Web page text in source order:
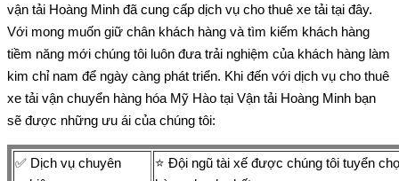
vận tải Hoàng Minh đã cung cấp dịch vụ cho thuê xe tải tại đây.
Với mong muốn giữ chân khách hàng và tìm kiếm khách hàng
tiềm năng mới chúng tôi luôn đưa trải nghiệm của khách hàng làm
kim chỉ nam để ngày càng phát triển. Khi đến với dịch vụ cho thuê
xe tải vận chuyển hàng hóa Mỹ Hào tại Vận tải Hoàng Minh bạn
sẽ được những ưu ái của chúng tôi:
✅ Dịch vụ chuyên
⭐ Đội ngũ tài xế được chúng tôi tuyển